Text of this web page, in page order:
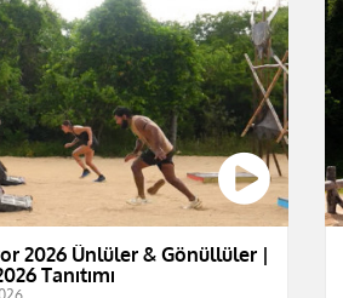
2026 Ünlüler & Gönüllüler |
Tanıtımı